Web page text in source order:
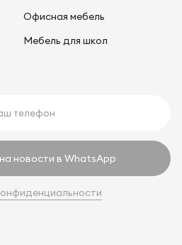
Офисная мебель
Мебель для школ
новости в WhatsApp